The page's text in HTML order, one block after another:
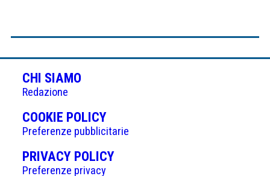
CHI SIAMO
Redazione
COOKIE POLICY(APRE
IN
UNA
NUOVA
Preferenze pubblicitarie
PRIVACY POLICY(APRE
Preferenze privacy